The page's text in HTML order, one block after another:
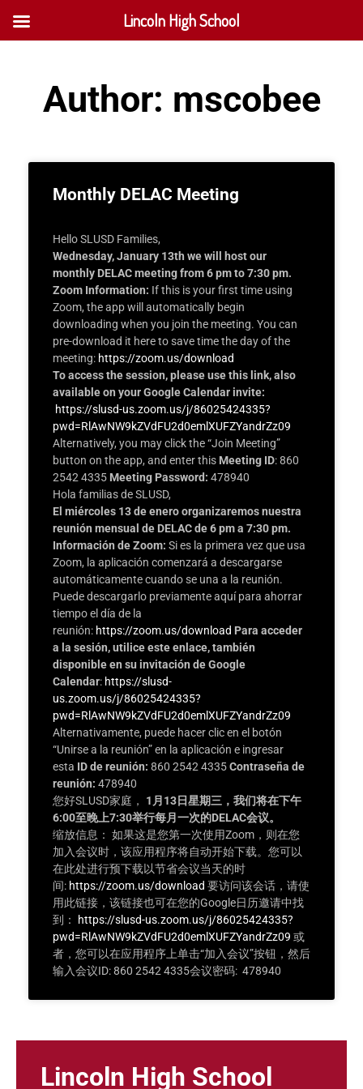
Author: mscobee
Monthly DELAC Meeting
Hello SLUSD Families,
Wednesday, January 13th we will host our
monthly DELAC meeting from 6 pm to 7:30 pm.
Zoom Information: If this is your first time using
Zoom, the app will automatically begin
downloading when you join the meeting. You can
pre-download it here to save time the day of the
meeting: https://zoom.us/download
To access the session, please use this link, also
available on your Google Calendar invite:
https://slusd-us.zoom.us/j/86025424335?
pwd=RlAwNW9kZVdFU2d0emlXUFZYandrZz09
Alternatively, you may click the “Join Meeting”
button on the app, and enter this Meeting ID: 860
2542 4335 Meeting Password: 478940
Hola familias de SLUSD,
El miércoles 13 de enero organizaremos nuestra
reunión mensual de DELAC de 6 pm a 7:30 pm.
Información de Zoom: Si es la primera vez que usa
Zoom, la aplicación comenzará a descargarse
automáticamente cuando se una a la reunión.
Puede descargarlo previamente aquí para ahorrar
tiempo el día de la
reunión: https://zoom.us/download Para acceder
a la sesión, utilice este enlace, también
disponible en su invitación de Google
Calendar: https://slusd-
us.zoom.us/j/86025424335?
pwd=RlAwNW9kZVdFU2d0emlXUFZYandrZz09
Alternativamente, puede hacer clic en el botón
“Unirse a la reunión” en la aplicación e ingresar
esta ID de reunión: 860 2542 4335Contraseña de
reunión: 478940
您好SLUSD家庭， 1月13日星期三，我们将在下午
6:00至晚上7:30举行每月一次的DELAC会议。
缩放信息： 如果这是您第一次使用Zoom，则在您
加入会议时，该应用程序将自动开始下载。您可以
在此处进行预下载以节省会议当天的时
间: https://zoom.us/download 要访问该会话，请使
用此链接，该链接也可在您的Google日历邀请中找
到：
https://slusd-us.zoom.us/j/86025424335?
pwd=RlAwNW9kZVdFU2d0emlXUFZYandrZz09 或
者，您可以在应用程序上单击“加入会议”按钮，然后
输入会议ID: 860 2542 4335会议密码: 478940
Lincoln High School
Lincoln High School